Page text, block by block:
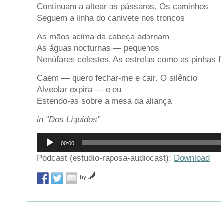
Continuam a altear os pássaros. Os caminhos
Seguem a linha do canivete nos troncos
As mãos acima da cabeça adornam
As águas nocturnas — pequenos
Nenúfares celestes. As estrelas como as pinhas
Caem — quero fechar-me e cair. O silêncio
Alveolar expira — e eu
Estendo-as sobre a mesa da aliança
in “Dos Líquidos”
Reprodutor
áudio
00:00
Podcast (estudio-raposa-audiocast): Download
by